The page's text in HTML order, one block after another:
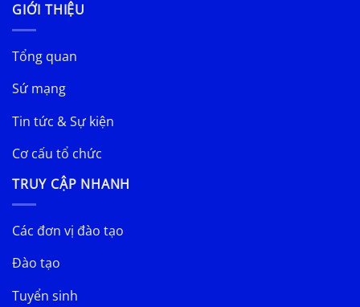
GIỚI THIỆU
Tổng quan
Sứ mạng
Tin tức & Sự kiện
Cơ cấu tổ chức
TRUY CẬP NHANH
Các đơn vị đào tạo
Đào tạo
Tuyển sinh